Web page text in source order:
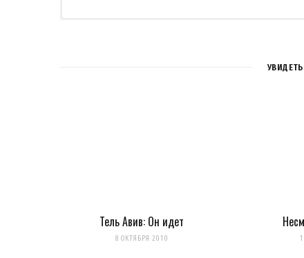
Сохранить моё имя, email и адрес сайта в этом
Тель Авив: Он идет
8 ОКТЯБРЯ 2010